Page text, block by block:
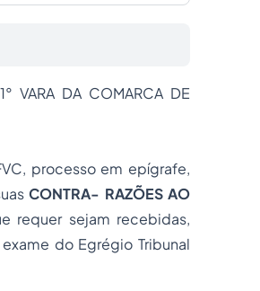
VARA DA COMARCA DE
processo em epígrafe,
CONTRA- RAZÕES AO
requer sejam recebidas,
do Egrégio Tribunal